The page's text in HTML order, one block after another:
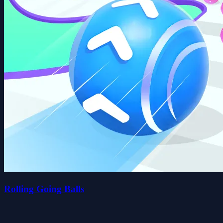
Rolling Going Balls